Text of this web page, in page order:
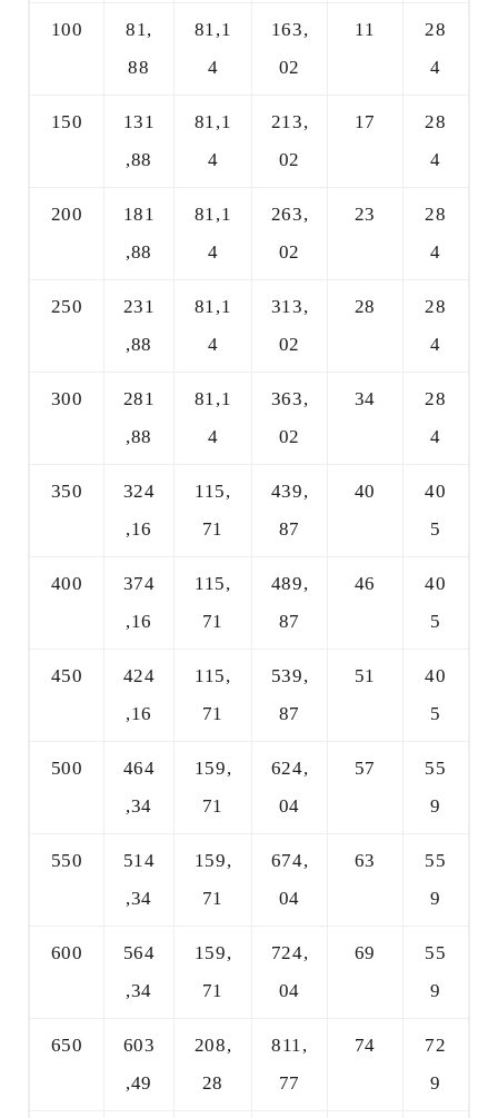
100
81,
88
81,1
4
163,
02
11
28
4
150
131
,88
81,1
4
213,
02
17
28
4
200
181
,88
81,1
4
263,
02
23
28
4
250
231
,88
81,1
4
313,
02
28
28
4
300
281
,88
81,1
4
363,
02
34
28
4
350
324
,16
115,
71
439,
87
40
40
5
400
374
,16
115,
71
489,
87
46
40
5
450
424
,16
115,
71
539,
87
51
40
5
500
464
,34
159,
71
624,
04
57
55
9
550
514
,34
159,
71
674,
04
63
55
9
600
564
,34
159,
71
724,
04
69
55
9
650
603
,49
208,
28
811,
77
74
72
9